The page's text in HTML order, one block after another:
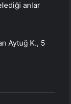
anlar
Aytuğ K., 5